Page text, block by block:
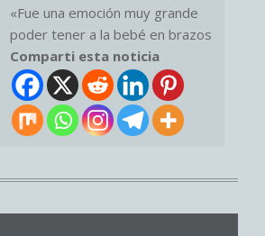
«Fue una emoción muy grande
poder tener a la bebé en brazos
Comparti esta noticia